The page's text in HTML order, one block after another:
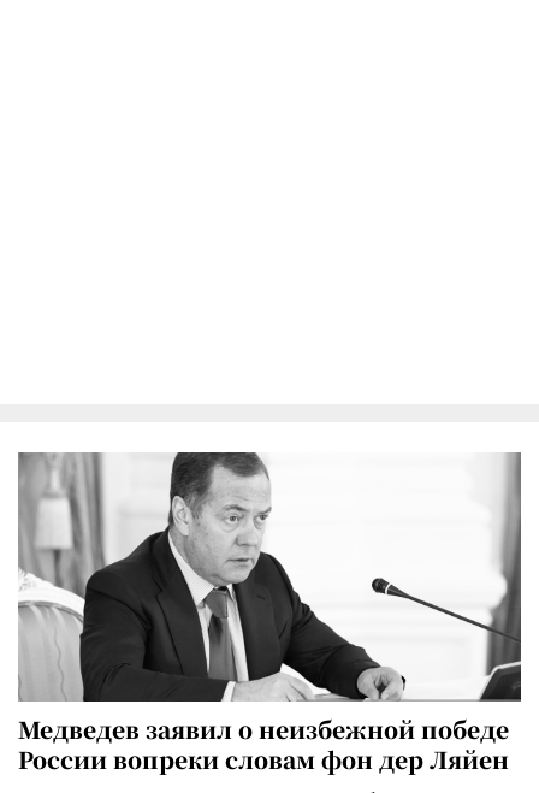
Медведев заявил о неизбежной победе
России вопреки словам фон дер Ляйен